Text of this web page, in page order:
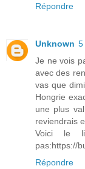
Répondre
Unknown 5
Je ne vois
avec des
vas que
Hongrie
une plus
reviendrais
Voici le
pas:https://
Répondre